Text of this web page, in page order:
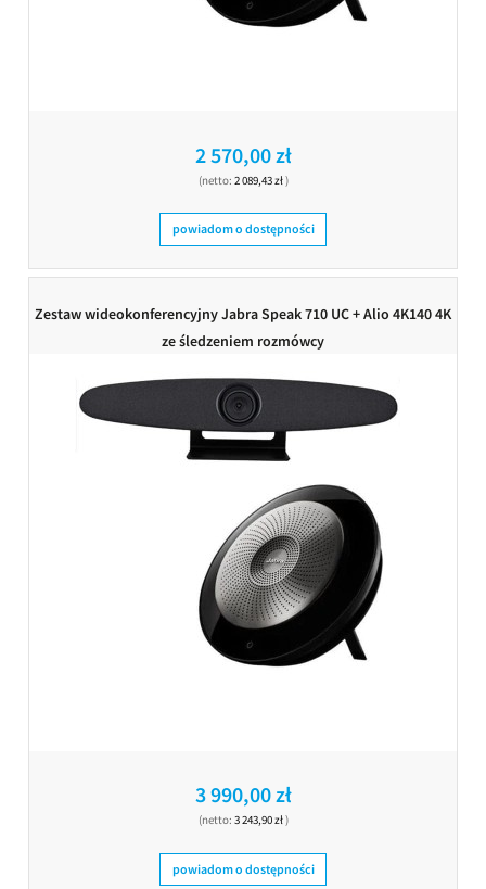
2 570,00 zł
(netto: 2 089,43 zł)
powiadom o dostępności
Zestaw wideokonferencyjny Jabra Speak 710 UC + Alio 4K140 4K
ze śledzeniem rozmówcy
3 990,00 zł
(netto: 3 243,90 zł)
powiadom o dostępności